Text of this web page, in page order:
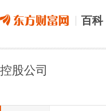
百科
控股公司